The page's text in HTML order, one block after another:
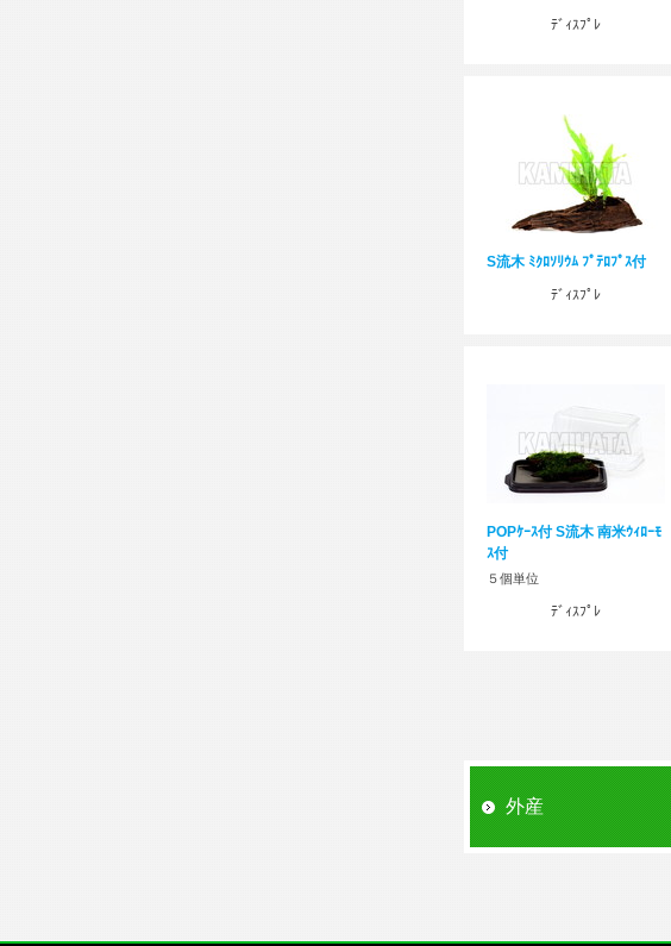
ﾃﾞｨｽﾌﾟﾚ
S流木 ﾐｸﾛｿﾘｳﾑ ﾌﾟﾃﾛﾌﾟｽ付
ﾃﾞｨｽﾌﾟﾚ
POPｹｰｽ付 S流木 南米ｳｨﾛｰﾓ
ｽ付
５個単位
ﾃﾞｨｽﾌﾟﾚ
外産